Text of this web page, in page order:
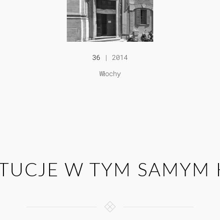
36 | 2014
Włochy
W TYM SAMYM